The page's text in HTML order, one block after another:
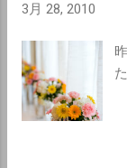
3月 28, 2010